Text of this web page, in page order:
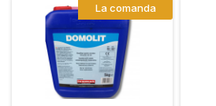
La comanda